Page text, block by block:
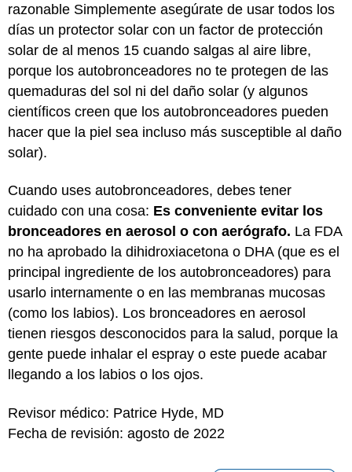
razonable Simplemente asegúrate de usar todos los
días un protector solar con un factor de protección
solar de al menos 15 cuando salgas al aire libre,
porque los autobronceadores no te protegen de las
quemaduras del sol ni del daño solar (y algunos
científicos creen que los autobronceadores pueden
hacer que la piel sea incluso más susceptible al daño
solar).
Cuando uses autobronceadores, debes tener
cuidado con una cosa: Es conveniente evitar los
bronceadores en aerosol o con aerógrafo. La FDA
no ha aprobado la dihidroxiacetona o DHA (que es el
principal ingrediente de los autobronceadores) para
usarlo internamente o en las membranas mucosas
(como los labios). Los bronceadores en aerosol
tienen riesgos desconocidos para la salud, porque la
gente puede inhalar el espray o este puede acabar
llegando a los labios o los ojos.
Revisor médico: Patrice Hyde, MD
Fecha de revisión: agosto de 2022